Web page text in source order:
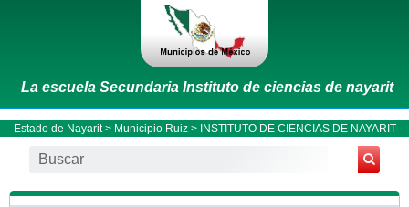
La escuela Secundaria Instituto de ciencias de nayarit
Estado de Nayarit> Municipio Ruiz> INSTITUTO DE CIENCIAS DE NAYARIT